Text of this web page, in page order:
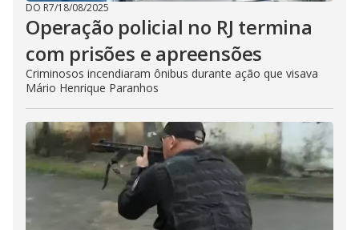
DO R7/18/08/2025
Operação policial no RJ termina
com prisões e apreensões
Criminosos incendiaram ônibus durante ação que visava
Mário Henrique Paranhos